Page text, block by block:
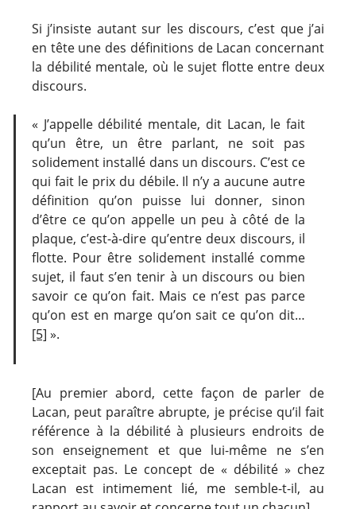
Si j’insiste autant sur les discours, c’est que j’ai
en tête une des définitions de Lacan concernant
la débilité mentale, où le sujet flotte entre deux
discours.
« J’appelle débilité mentale, dit Lacan, le fait
qu’un être, un être parlant, ne soit pas
solidement installé dans un discours. C’est ce
qui fait le prix du débile. Il n’y a aucune autre
définition qu’on puisse lui donner, sinon
d’être ce qu’on appelle un peu à côté de la
plaque, c’est-à-dire qu’entre deux discours, il
flotte. Pour être solidement installé comme
sujet, il faut s’en tenir à un discours ou bien
savoir ce qu’on fait. Mais ce n’est pas parce
qu’on est en marge qu’on sait ce qu’on dit…
[5] ».
[Au premier abord, cette façon de parler de
Lacan, peut paraître abrupte, je précise qu’il fait
référence à la débilité à plusieurs endroits de
son enseignement et que lui-même ne s’en
exceptait pas. Le concept de « débilité » chez
Lacan est intimement lié, me semble-t-il, au